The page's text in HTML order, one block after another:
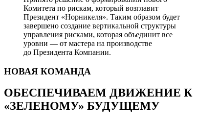
Комитета по рискам, который возглавит
Президент «Норникеля». Таким образом будет
завершено создание вертикальной структуры
управления рисками, которая объединит все
уровни — от мастера на производстве
до Президента Компании.
НОВАЯ КОМАНДА
ОБЕСПЕЧИВАЕМ ДВИЖЕНИЕ К
«ЗЕЛЕНОМУ» БУДУЩЕМУ